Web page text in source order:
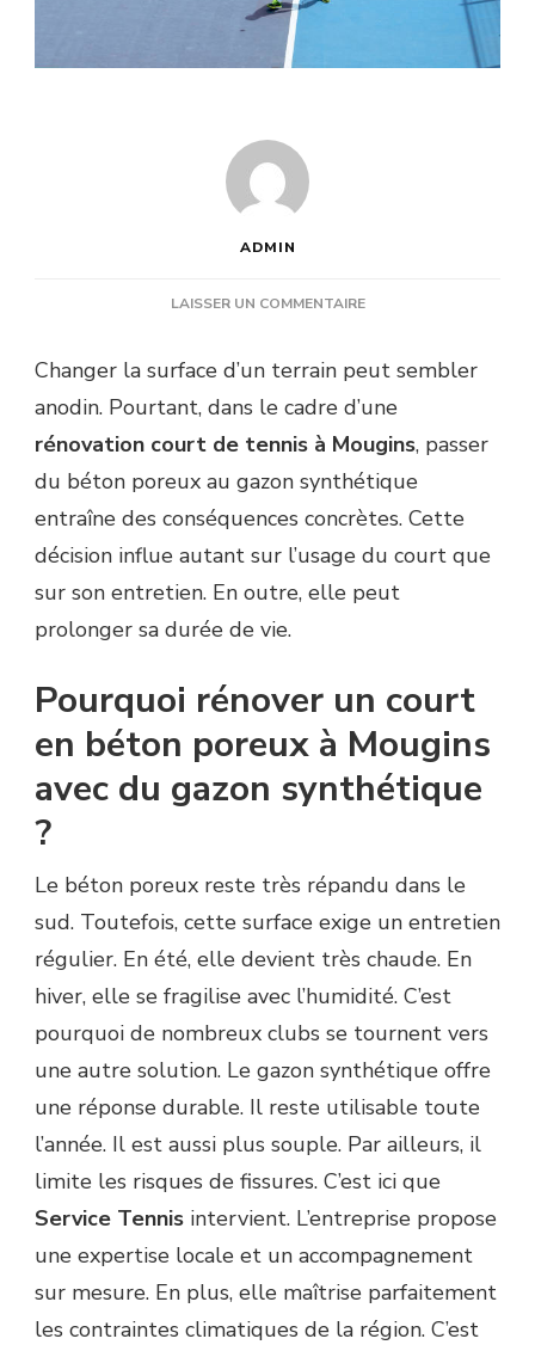
ADMIN
LAISSER UN COMMENTAIRESUR
À
PASSER
BÉTON
POREUX
GAZON
SYNTHÉTIQUE
D’UNE
TENNIS
À
MOUGINS
?
Changer la surface d’un terrain peut sembler
anodin. Pourtant, dans le cadre d’une
rénovation court de tennis à Mougins, passer
du béton poreux au gazon synthétique
entraîne des conséquences concrètes. Cette
décision influe autant sur l’usage du court que
sur son entretien. En outre, elle peut
prolonger sa durée de vie.
Pourquoi rénover un court
en béton poreux à Mougins
avec du gazon synthétique
?
Le béton poreux reste très répandu dans le
sud. Toutefois, cette surface exige un entretien
régulier. En été, elle devient très chaude. En
hiver, elle se fragilise avec l’humidité. C’est
pourquoi de nombreux clubs se tournent vers
une autre solution. Le gazon synthétique offre
une réponse durable. Il reste utilisable toute
l’année. Il est aussi plus souple. Par ailleurs, il
limite les risques de fissures. C’est ici que
Service Tennis intervient. L’entreprise propose
une expertise locale et un accompagnement
sur mesure. En plus, elle maîtrise parfaitement
les contraintes climatiques de la région. C’est